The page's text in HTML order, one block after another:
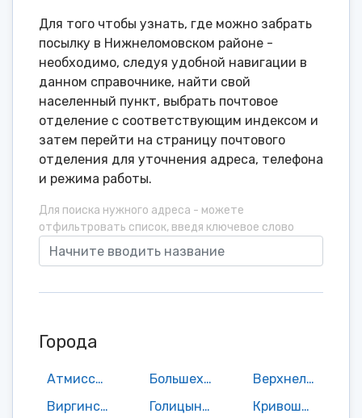
Для того чтобы узнать, где можно забрать
посылку в Нижнеломовском районе -
необходимо, следуя удобной навигации в
данном справочнике, найти свой
населенный пункт, выбрать почтовое
отделение с соответствующим индексом и
затем перейти на страницу почтового
отделения для уточнения адреса, телефона
и режима работы.
Для поиска нужного адреса - можете
отфильтровать список, введя ключевое слово
Города
Атмисский сельсовет Большехуторской сельсовет
Верхнеломовский сельсовет
Виргинский сельсовет
Голицынский сельсовет
Кривошеевский сельсовет